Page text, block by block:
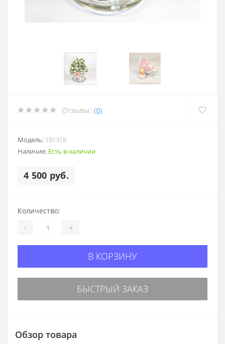
Отзывы: (0)
Модель: 101318
Наличие: Есть в наличии
4 500 руб.
Количество:
- +
В КОРЗИНУ
БЫСТРЫЙ ЗАКАЗ
Обзор товара